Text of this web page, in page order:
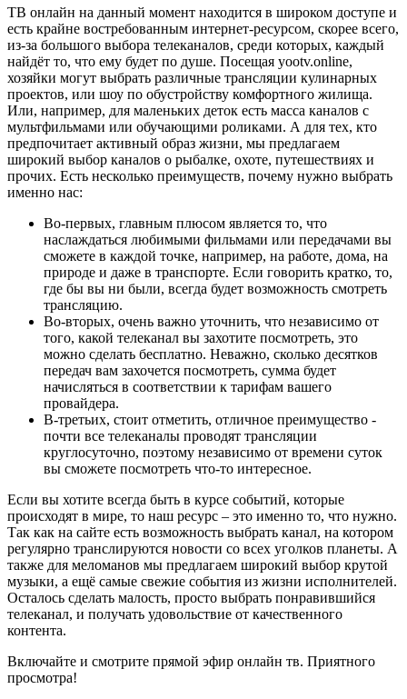
ТВ онлайн на данный момент находится в широком доступе и
есть крайне востребованным интернет-ресурсом, скорее всего,
из-за большого выбора телеканалов, среди которых, каждый
найдёт то, что ему будет по душе. Посещая yootv.online,
хозяйки могут выбрать различные трансляции кулинарных
проектов, или шоу по обустройству комфортного жилища.
Или, например, для маленьких деток есть масса каналов с
мультфильмами или обучающими роликами. А для тех, кто
предпочитает активный образ жизни, мы предлагаем
широкий выбор каналов о рыбалке, охоте, путешествиях и
прочих. Есть несколько преимуществ, почему нужно выбрать
именно нас:
Во-первых, главным плюсом является то, что
наслаждаться любимыми фильмами или передачами вы
сможете в каждой точке, например, на работе, дома, на
природе и даже в транспорте. Если говорить кратко, то,
где бы вы ни были, всегда будет возможность смотреть
трансляцию.
Во-вторых, очень важно уточнить, что независимо от
того, какой телеканал вы захотите посмотреть, это
можно сделать бесплатно. Неважно, сколько десятков
передач вам захочется посмотреть, сумма будет
начисляться в соответствии к тарифам вашего
провайдера.
В-третьих, стоит отметить, отличное преимущество -
почти все телеканалы проводят трансляции
круглосуточно, поэтому независимо от времени суток
вы сможете посмотреть что-то интересное.
Если вы хотите всегда быть в курсе событий, которые
происходят в мире, то наш ресурс – это именно то, что нужно.
Так как на сайте есть возможность выбрать канал, на котором
регулярно транслируются новости со всех уголков планеты. А
также для меломанов мы предлагаем широкий выбор крутой
музыки, а ещё самые свежие события из жизни исполнителей.
Осталось сделать малость, просто выбрать понравившийся
телеканал, и получать удовольствие от качественного
контента.
Включайте и смотрите прямой эфир онлайн тв. Приятного
просмотра!